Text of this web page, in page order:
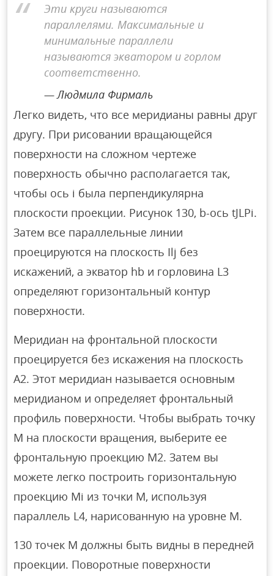
Эти круги называются
параллелями. Максимальные и
минимальные параллели
называются экватором и горлом
соответственно.
Людмила Фирмаль
Легко видеть, что все меридианы равны друг
другу. При рисовании вращающейся
поверхности на сложном чертеже
поверхность обычно располагается так,
чтобы ось i была перпендикулярна
плоскости проекции. Рисунок 130, b-ось tJLPi.
Затем все параллельные линии
проецируются на плоскость Ilj без
искажений, а экватор hb и горловина L3
определяют горизонтальный контур
поверхности.
Меридиан на фронтальной плоскости
проецируется без искажения на плоскость
А2. Этот меридиан называется основным
меридианом и определяет фронтальный
профиль поверхности. Чтобы выбрать точку
M на плоскости вращения, выберите ее
фронтальную проекцию M2. Затем вы
можете легко построить горизонтальную
проекцию Mi из точки M, используя
параллель L4, нарисованную на уровне M.
130 точек М должны быть видны в передней
проекции. Поворотные поверхности